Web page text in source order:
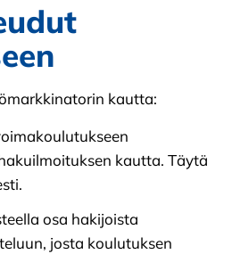
kautta:
kautta. Täytä
osa hakijoista
josta koulutuksen